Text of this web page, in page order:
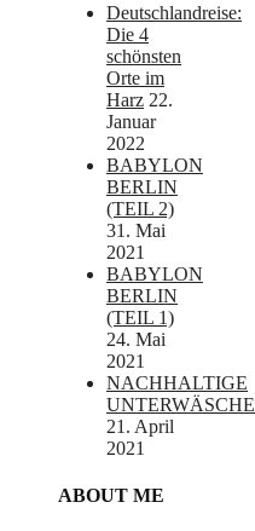
Deutschlandreise:
Die 4
schönsten
Orte im
Harz 22.
Januar
2022
BABYLON
BERLIN
(TEIL 2)
31. Mai
2021
BABYLON
BERLIN
(TEIL 1)
24. Mai
2021
NACHHALTIGE
UNTERWÄSCHE
21. April
2021
ABOUT ME